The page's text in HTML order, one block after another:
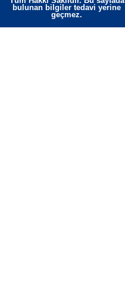
bulunan bilgiler tedavi yerine
geçmez.